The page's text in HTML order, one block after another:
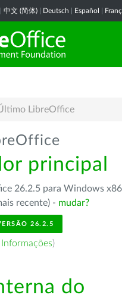
中文 (简体) Deutsch Español
LibreOffice
principal
26.2.5 para Windows
recente) - mudar?
26.2.5
Informações)
do